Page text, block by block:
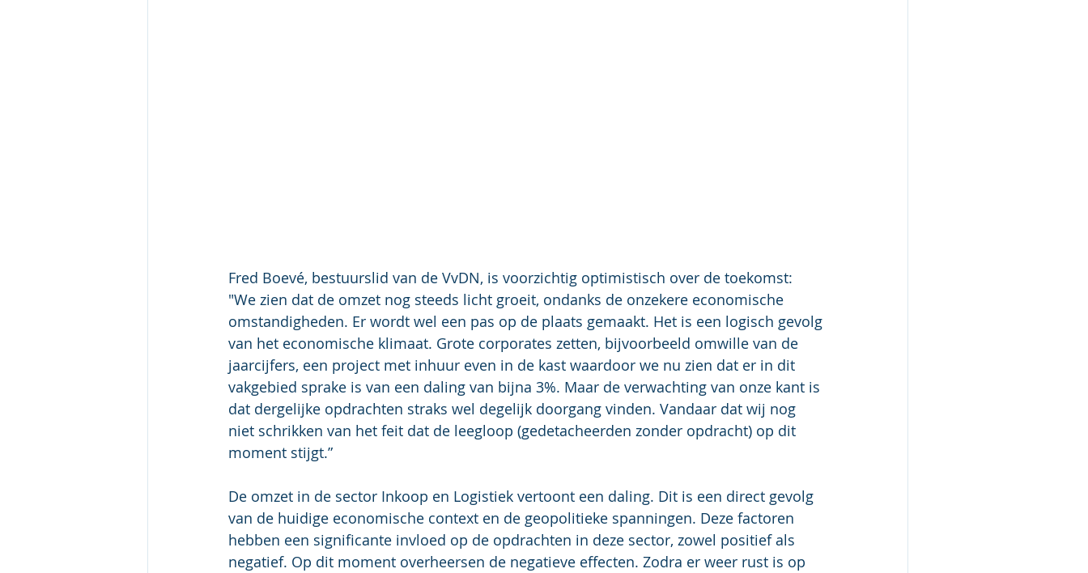
Fred Boevé, bestuurslid van de VvDN, is voorzichtig optimistisch over de toekomst:
"We zien dat de omzet nog steeds licht groeit, ondanks de onzekere economische
omstandigheden. Er wordt wel een pas op de plaats gemaakt. Het is een logisch gevolg
van het economische klimaat. Grote corporates zetten, bijvoorbeeld omwille van de
jaarcijfers, een project met inhuur even in de kast waardoor we nu zien dat er in dit
vakgebied sprake is van een daling van bijna 3%. Maar de verwachting van onze kant is
dat dergelijke opdrachten straks wel degelijk doorgang vinden. Vandaar dat wij nog
niet schrikken van het feit dat de leegloop (gedetacheerden zonder opdracht) op dit
moment stijgt.”
De omzet in de sector Inkoop en Logistiek vertoont een daling. Dit is een direct gevolg
van de huidige economische context en de geopolitieke spanningen. Deze factoren
hebben een significante invloed op de opdrachten in deze sector, zowel positief als
negatief. Op dit moment overheersen de negatieve effecten. Zodra er weer rust is op